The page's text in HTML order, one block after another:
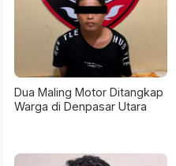
Dua Maling Motor Ditangkap
Warga di Denpasar Utara